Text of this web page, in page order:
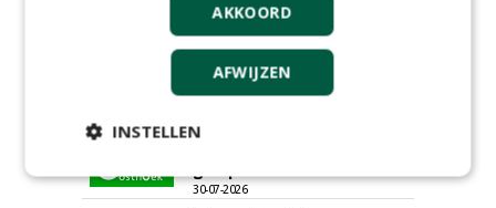
Hoofdgreenkeeper (m/v)
30-07-2026
AKKOORD
AFWIJZEN
INSTELLEN